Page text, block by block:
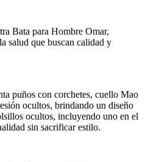
Bata para Hombre Omar,
salud que buscan calidad y
puños con corchetes, cuello Mao
ocultos, brindando un diseño
ocultos, incluyendo uno en el
sin sacrificar estilo.